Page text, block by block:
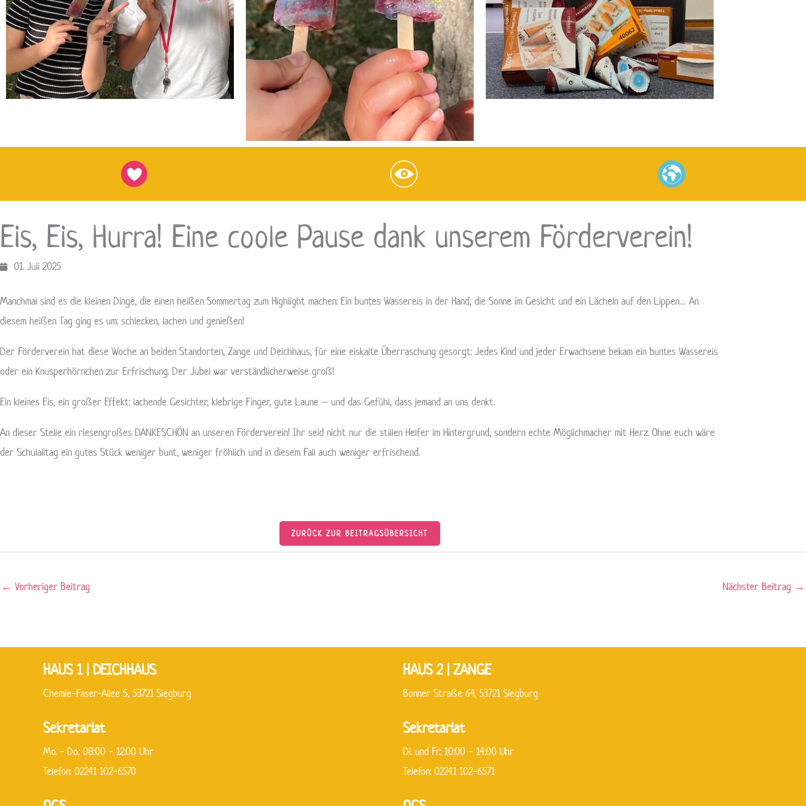
Eis, Eis, Hurra! Eine coole Pause dank unserem Förderverein!
01. Juli 2025
Manchmal sind es die kleinen Dinge, die einen heißen Sommertag zum Highlight machen: Ein buntes Wassereis in der Hand, die Sonne im Gesicht und ein Lächeln auf den Lippen… An
diesem heißen Tag ging es um: schlecken, lachen und genießen!
Der Förderverein hat diese Woche an beiden Standorten, Zange und Deichhaus, für eine eiskalte Überraschung gesorgt: Jedes Kind und jeder Erwachsene bekam ein buntes Wassereis
oder ein Knusperhörnchen zur Erfrischung. Der Jubel war verständlicherweise groß!
Ein kleines Eis, ein großer Effekt: lachende Gesichter, klebrige Finger, gute Laune – und das Gefühl, dass jemand an uns denkt.
An dieser Stelle ein riesengroßes DANKESCHÖN an unseren Förderverein! Ihr seid nicht nur die stillen Helfer im Hintergrund, sondern echte Möglichmacher mit Herz. Ohne euch wäre
der Schulalltag ein gutes Stück weniger bunt, weniger fröhlich und in diesem Fall auch weniger erfrischend.
ZURÜCK ZUR BEITRAGSÜBERSICHT
← Vorheriger Beitrag Nächster Beitrag →
HAUS 1 | DEICHHAUS
Chemie-Faser-Allee 5, 53721 Siegburg
Sekretariat
Mo. - Do.: 08:00 - 12:00 Uhr
Telefon: 02241 102-6570
HAUS 2 | ZANGE
Bonner Straße 64, 53721 Siegburg
Sekretariat
Di. und Fr.: 10:00 - 14:00 Uhr
Telefon: 02241 102-6571